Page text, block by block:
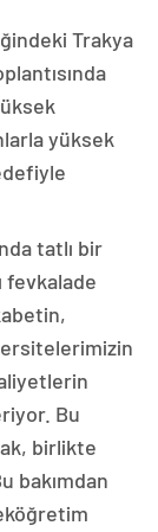
Trakya
yüksek
tatlı bir
fevkalade
Bu
birlikte
bakımdan